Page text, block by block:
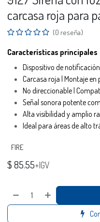
carcasa roja para
(0 reseña)
Características principales
Dispositivo de
Carcasa roja | Montaje en
No direccionable |
Señal sonora potente
Alta visibilidad y amplio
Ideal para áreas de alto
FIRE
$85.55+IGV